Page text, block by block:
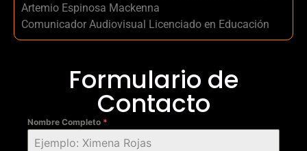
Artemio Espinosa Mackenna
Comunicador Audiovisual Licenciado en Educación
Formulario de
Contacto
Nombre Completo *